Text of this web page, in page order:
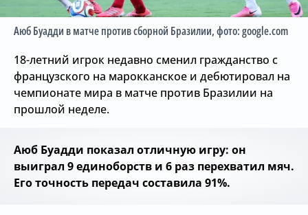
Аюб Буадди в матче против сборной Бразилии, фото: google.com
18-летний игрок недавно сменил гражданство с
французского на марокканское и дебютировал на
чемпионате мира в матче против Бразилии на
прошлой неделе.
Аюб Буадди показал отличную игру: он
выиграл 9 единоборств и 6 раз перехватил мяч.
Его точность передач составила 91%.